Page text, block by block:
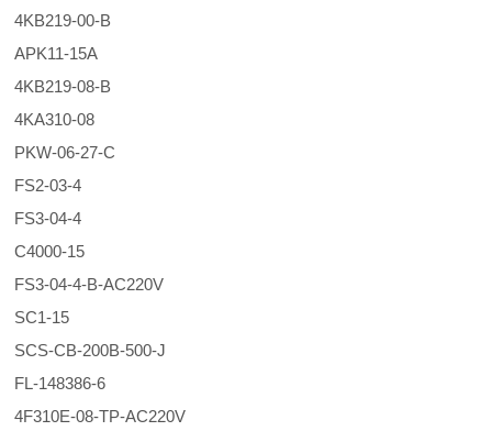
4KB219-00-B
APK11-15A
4KB219-08-B
4KA310-08
PKW-06-27-C
FS2-03-4
FS3-04-4
C4000-15
FS3-04-4-B-AC220V
SC1-15
SCS-CB-200B-500-J
FL-148386-6
4F310E-08-TP-AC220V